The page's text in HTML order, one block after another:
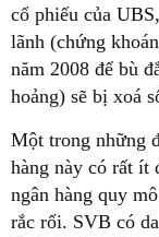
cổ phiếu của
lãnh (chứng
năm 2008 để bù
hoảng) sẽ bị xoá
Một trong những
hàng này có rất ít
ngân hàng quy
rắc rối. SVB có